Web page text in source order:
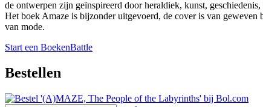
de ontwerpen zijn geïnspireerd door heraldiek, kunst,
Het boek Amaze is bijzonder uitgevoerd, de cover is van geweven
van mode.
Start een BoekenBattle
Bestellen